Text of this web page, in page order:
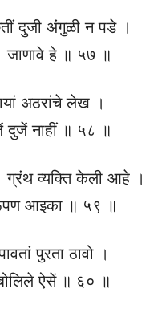
दुजी अंगुळी न पडे ।
जाणावे हे ॥ ५७ ॥
अठरांचे लेख ।
दुजें नाहीं ॥ ५८ ॥
ग्रंथ व्यक्ति केली आहे ।
आइका ॥ ५९ ॥
पुरता ठावो ।
ऐसें ॥ ६० ॥